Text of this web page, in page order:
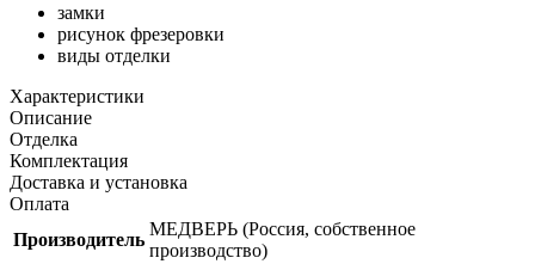
замки
рисунок фрезеровки
виды отделки
Характеристики
Описание
Отделка
Комплектация
Доставка и установка
Оплата
Производитель
МЕДВЕРЬ (Россия, собственное
производство)